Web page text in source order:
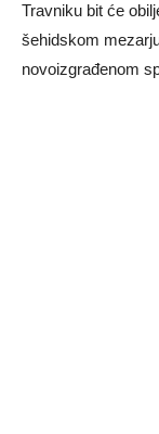
Travniku bit će
šehidskom
novoizgrađenom